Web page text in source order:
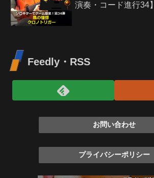
演奏・コード進行34】
Feedly・RSS
お問い合わせ
プライバシーポリシー